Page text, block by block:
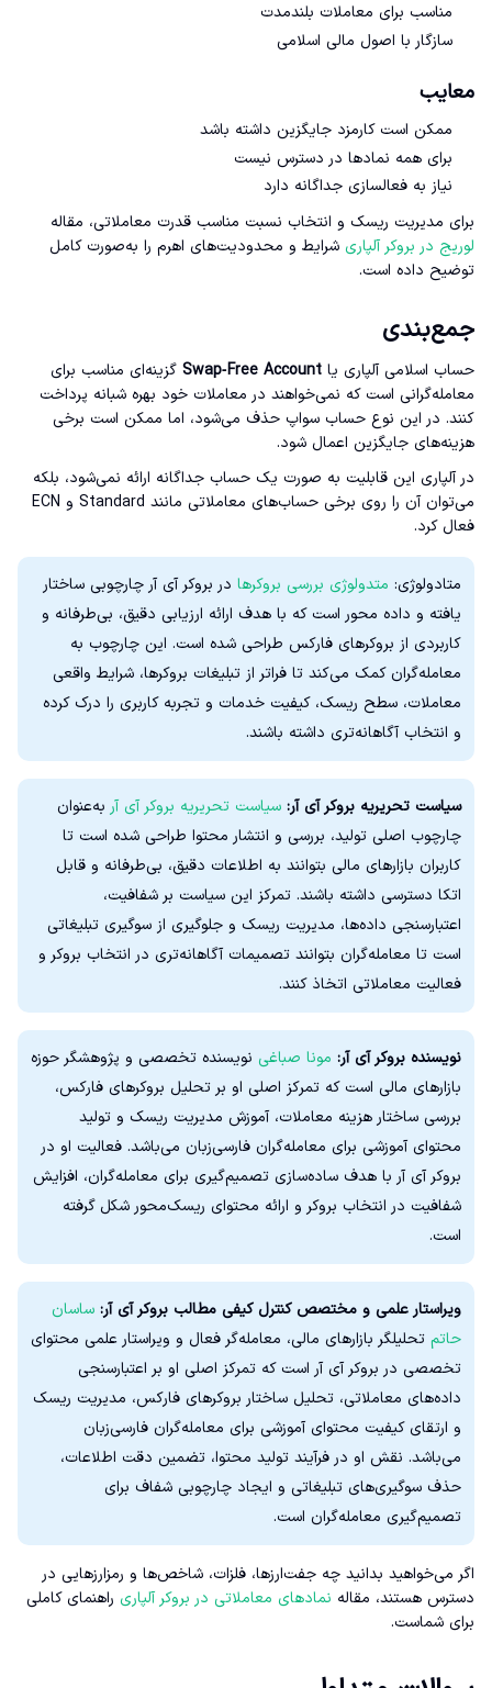
مناسب برای معاملات بلندمدت
سازگار با اصول مالی اسلامی
معایب
ممکن است کارمزد جایگزین داشته باشد
برای همه نمادها در دسترس نیست
نیاز به فعالسازی جداگانه دارد
برای مدیریت ریسک و انتخاب نسبت مناسب قدرت معاملاتی، مقاله
لوریج در بروکر آلپاری شرایط و محدودیت‌های اهرم را به‌صورت کامل
توضیح داده است.
جمع‌بندی
حساب اسلامی آلپاری یا Swap‑Free Account گزینه‌ای مناسب برای
معامله‌گرانی است که نمی‌خواهند در معاملات خود بهره شبانه پرداخت
کنند. در این نوع حساب سواپ حذف می‌شود، اما ممکن است برخی
هزینه‌های جایگزین اعمال شود.
در آلپاری این قابلیت به صورت یک حساب جداگانه ارائه نمی‌شود، بلکه
می‌توان آن را روی برخی حساب‌های معاملاتی مانند Standard و ECN
فعال کرد.
متادولوژی: متدولوژی بررسی بروکرها در بروکر آی آر چارچوبی ساختار
یافته و داده‌ محور است که با هدف ارائه ارزیابی دقیق، بی‌طرفانه و
کاربردی از بروکرهای فارکس طراحی شده است. این چارچوب به
معامله‌گران کمک می‌کند تا فراتر از تبلیغات بروکرها، شرایط واقعی
معاملات، سطح ریسک، کیفیت خدمات و تجربه کاربری را درک کرده
و انتخاب آگاهانه‌تری داشته باشند.
سیاست تحریریه بروکر آی آر: سیاست تحریریه بروکر آی آربه‌عنوان
چارچوب اصلی تولید، بررسی و انتشار محتوا طراحی شده است تا
کاربران بازارهای مالی بتوانند به اطلاعات دقیق، بی‌طرفانه و قابل
اتکا دسترسی داشته باشند. تمرکز این سیاست بر شفافیت،
اعتبارسنجی داده‌ها، مدیریت ریسک و جلوگیری از سوگیری تبلیغاتی
است تا معامله‌گران بتوانند تصمیمات آگاهانه‌تری در انتخاب بروکر و
فعالیت معاملاتی اتخاذ کنند.
نویسنده بروکر آی آر: مونا صباغی نویسنده تخصصی و پژوهشگر حوزه
بازارهای مالی است که تمرکز اصلی او بر تحلیل بروکرهای فارکس،
بررسی ساختار هزینه معاملات، آموزش مدیریت ریسک و تولید
محتوای آموزشی برای معامله‌گران فارسی‌زبان می‌باشد. فعالیت او در
بروکر آی آر با هدف ساده‌سازی تصمیم‌گیری برای معامله‌گران، افزایش
شفافیت در انتخاب بروکر و ارائه محتوای ریسک‌محور شکل گرفته
است.
ویراستار علمی و مختصص کنترل کیفی مطالب بروکر آی آر: ساسان
حاتم تحلیلگر بازارهای مالی، معامله‌گر فعال و ویراستار علمی محتوای
تخصصی در بروکر آی آر است که تمرکز اصلی او بر اعتبارسنجی
داده‌های معاملاتی، تحلیل ساختار بروکرهای فارکس، مدیریت ریسک
و ارتقای کیفیت محتوای آموزشی برای معامله‌گران فارسی‌زبان
می‌باشد. نقش او در فرآیند تولید محتوا، تضمین دقت اطلاعات،
حذف سوگیری‌های تبلیغاتی و ایجاد چارچوبی شفاف برای
تصمیم‌گیری معامله‌گران است.
اگر می‌خواهید بدانید چه جفت‌ارزها، فلزات، شاخص‌ها و رمزارزهایی در
دسترس هستند، مقاله نمادهای معاملاتی در بروکر آلپاری راهنمای کاملی
برای شماست.